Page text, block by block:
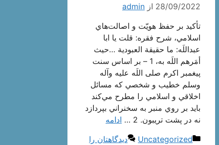
28/09/2022 از admin
تأكيد بر حفظ هويّت و اصالت‌هاي
اسلامي، شرح فقره: قلت يا ابا
عبداللَه: ما حقيقة العبودية …حیث
أمَرهم اللَه به، 1 – بر اساس سنت
پيغمبر اكرم صلی اللَه علیه وآله
وسلم خطيب و شخصي كه مسائل
اخلاقي و اسلامي را مطرح مي‌كند
بايد بر روي منبر به سخنراني بپردازد
نه در پشت تريبون. 2 …
ادامه
دسته‌ها
Uncategorized
دیدگاهتان را